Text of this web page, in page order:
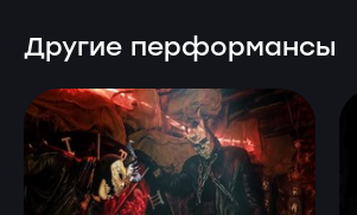
Другие перформансы